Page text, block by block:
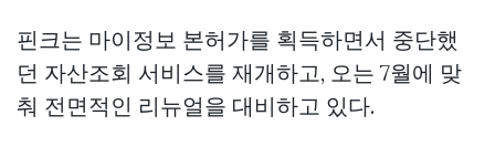
핀크는 마이정보 본허가를 획득하면서 중단했
던 자산조회 서비스를 재개하고, 오는 7월에 맞
춰 전면적인 리뉴얼을 대비하고 있다.